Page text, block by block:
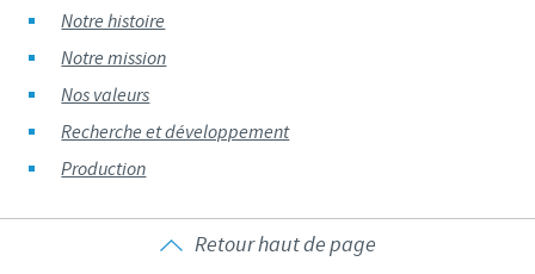
Notre histoire
Notre mission
Nos valeurs
Recherche et développement
Production
Retour haut de page